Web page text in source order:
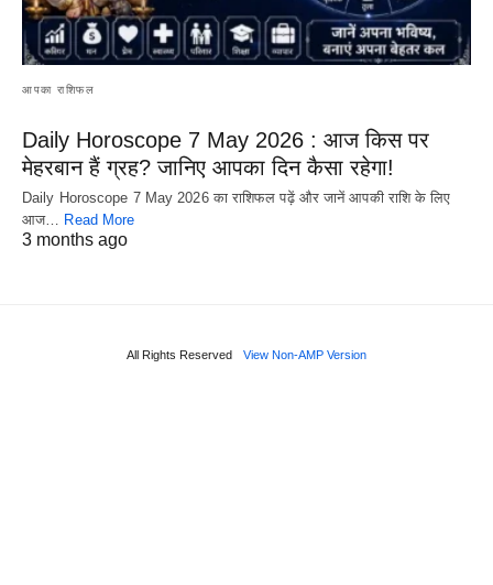
आपका राशिफल
Daily Horoscope 7 May 2026 : आज किस पर
मेहरबान हैं ग्रह? जानिए आपका दिन कैसा रहेगा!
Daily Horoscope 7 May 2026 का राशिफल पढ़ें और जानें आपकी राशि के लिए
आज… Read More
3 months ago
All Rights Reserved View Non-AMP Version